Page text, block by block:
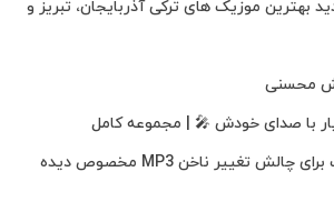
بهترین موزیک‌ های ترکی آذربایجان، تبریز و
محسنی
با صدای خودش 🎤 | مجموعه کامل
دانلود مجموعه آهنگ برای چالش تغییر ناخن MP3 مخصوص دیده